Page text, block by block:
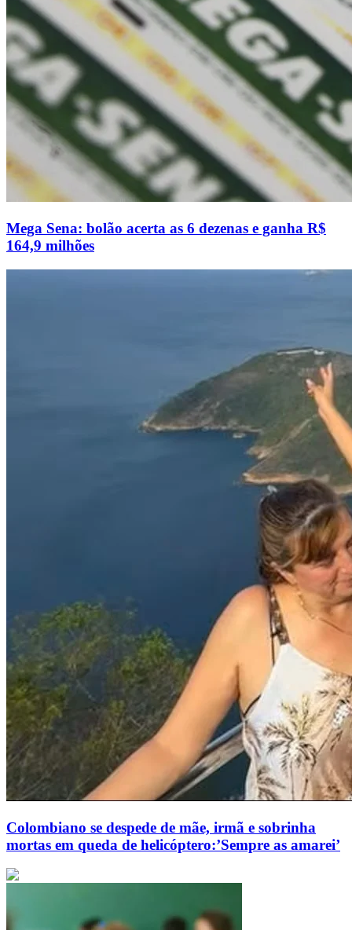
Mega Sena: bolão acerta as 6 dezenas e ganha R$
164,9 milhões
Colombiano se despede de mãe, irmã e sobrinha
mortas em queda de helicóptero:’Sempre as amarei’